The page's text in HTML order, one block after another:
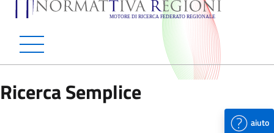
Normattiva Regioni -
Ricerca Semplice
aiuto